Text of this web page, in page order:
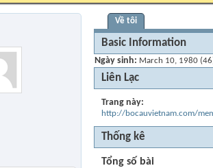
Về tôi
Basic Information
Ngày sinh March 10, 1980
Liên Lạc
Trang này
http://bocauvietnam.com/
Thống kê
Tổng số bài